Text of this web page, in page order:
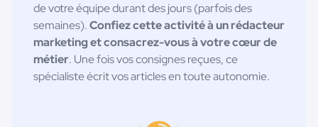
de votre équipe durant des jours (parfois des
semaines).Confiez cette activité à un rédacteur
marketing et consacrez-vous à votre cœur de
métier. Une fois vos consignes reçues, ce
spécialiste écrit vos articles en toute autonomie.